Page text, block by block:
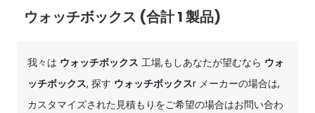
ウォッチボックス (合計 1 製品)
我々は ウォッチボックス 工場,もしあなたが望むなら ウォ
ッチボックス, 探す ウォッチボックスr メーカーの場合は,
カスタマイズされた見積もりをご希望の場合はお問い合わ